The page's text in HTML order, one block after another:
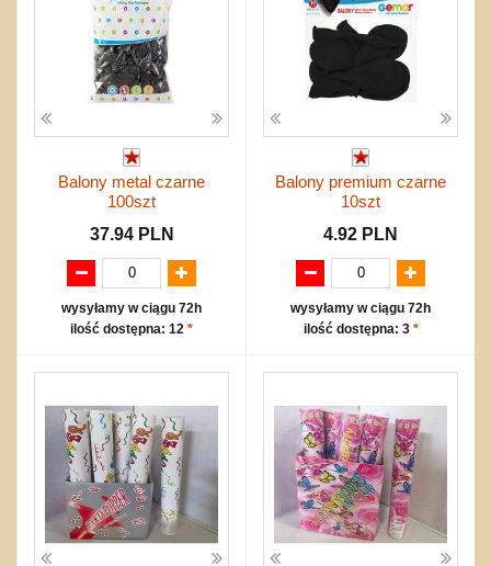
Balony metal czarne
100szt
37.94 PLN
wysyłamy w ciągu 72h
ilość dostępna: 12 *
Balony premium czarne
10szt
4.92 PLN
wysyłamy w ciągu 72h
ilość dostępna: 3 *